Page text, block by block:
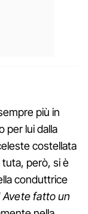
più in
per lui dalla
costellata
però, si è
conduttrice
Avete fatto un